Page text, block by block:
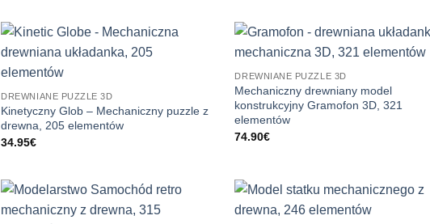
DREWNIANE PUZZLE 3D
Kinetyczny Glob – Mechaniczny puzzle z
drewna, 205 elementów
34.95€
DREWNIANE PUZZLE 3D
Mechaniczny drewniany model
konstrukcyjny Gramofon 3D, 321
elementów
74.90€